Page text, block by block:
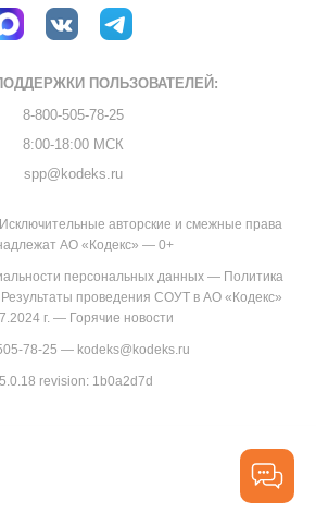
ПОЛЬЗОВАТЕЛЕЙ:
8-800-505-78-25
8:00-18:00 МСК
spp@kodeks.ru
авторские и смежные права
АО «Кодекс» — 0+
персональных данных— Политика
Результаты проведения СОУТ в АО «Кодекс»
г.— Горячие новости
78-25 — kodeks@kodeks.ru
revision: 1b0a2d7d